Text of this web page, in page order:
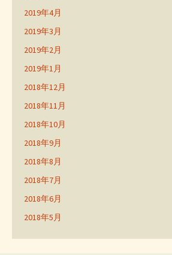
2019年4月
2019年3月
2019年2月
2019年1月
2018年12月
2018年11月
2018年10月
2018年9月
2018年8月
2018年7月
2018年6月
2018年5月